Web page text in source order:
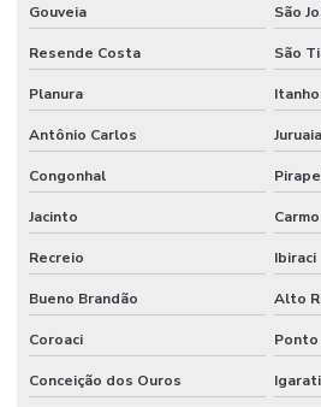
Gouveia São
Resende Costa São
Planura
Antônio Carlos Juruaia
Congonhal
Jacinto
Recreio Ibiraci
Bueno Brandão Alto
Coroaci
Conceição dos Ouros